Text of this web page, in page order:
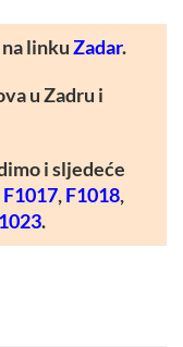
linkuZadar.
u Zadru i
i sljedeće
F1017,F1018,
.